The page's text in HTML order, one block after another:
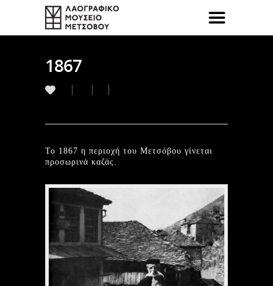
1867
To 1867 η περιοχή του Μετσόβου γίνεται
προσωρινά καζάς.